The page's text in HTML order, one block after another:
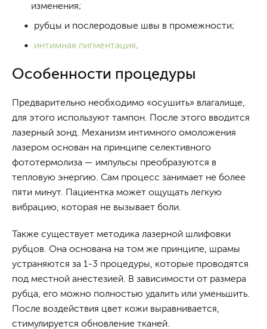
изменения;
рубцы и послеродовые швы в промежности;
интимная пигментация
Особенности процедуры
Предварительно необходимо «осушить» влагалище,
для этого используют тампон. После этого вводится
лазерный зонд. Механизм интимного омоложения
лазером основан на принципе селективного
фототермолиза — импульсы преобразуются в
тепловую энергию. Сам процесс занимает не более
пяти минут. Пациентка может ощущать легкую
вибрацию, которая не вызывает боли.
Также существует методика лазерной шлифовки
рубцов. Она основана на том же принципе, шрамы
устраняются за 1-3 процедуры, которые проводятся
под местной анестезией. В зависимости от размера
рубца, его можно полностью удалить или уменьшить.
После воздействия цвет кожи выравнивается,
стимулируется обновление тканей.